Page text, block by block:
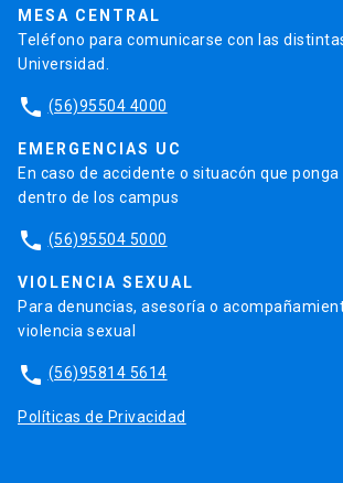
MESA CENTRAL
Teléfono para comunicarse con las
Universidad.
phone (56)95504 4000
EMERGENCIAS UC
En caso de accidente o situacón que
dentro de los campus
phone (56)95504 5000
VIOLENCIA SEXUAL
Para denuncias, asesoría o
violencia sexual
phone (56)95814 5614
Políticas de Privacidad